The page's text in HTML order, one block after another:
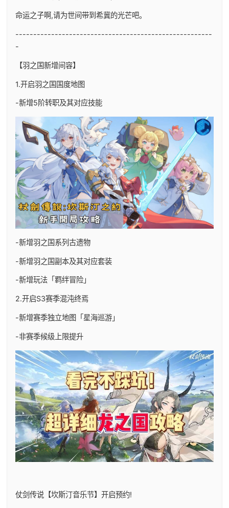
命运之子啊,请为世间带到希冀的光芒吧。
-------------------------------------------------------
-
【羽之国新增间容】
1.开启羽之国国度地图
-新增5阶转职及其对应技能
-新增羽之国系列古遗物
-新增羽之国副本及其对应套装
-新增玩法「羁绊冒险」
2.开启S3赛季混沌终焉
-新增赛季独立地图「星海巡游」
-非赛季候级上限提升
仗剑传说【坎斯汀音乐节】开启预约!